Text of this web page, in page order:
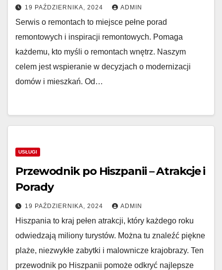
19 PAŹDZIERNIKA, 2024 ADMIN
Serwis o remontach to miejsce pełne porad
remontowych i inspiracji remontowych. Pomaga
każdemu, kto myśli o remontach wnętrz. Naszym
celem jest wspieranie w decyzjach o modernizacji
domów i mieszkań. Od…
USŁUGI
Przewodnik po Hiszpanii – Atrakcje i
Porady
19 PAŹDZIERNIKA, 2024 ADMIN
Hiszpania to kraj pełen atrakcji, który każdego roku
odwiedzają miliony turystów. Można tu znaleźć piękne
plaże, niezwykłe zabytki i malownicze krajobrazy. Ten
przewodnik po Hiszpanii pomoże odkryć najlepsze